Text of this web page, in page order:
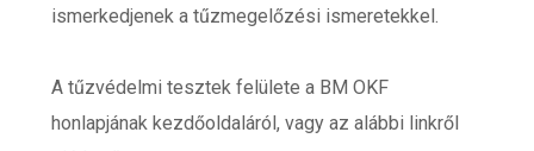
ismerkedjenek a tűzmegelőzési ismeretekkel.
A tűzvédelmi tesztek felülete a BM OKF
honlapjának kezdőoldaláról, vagy az alábbi linkről